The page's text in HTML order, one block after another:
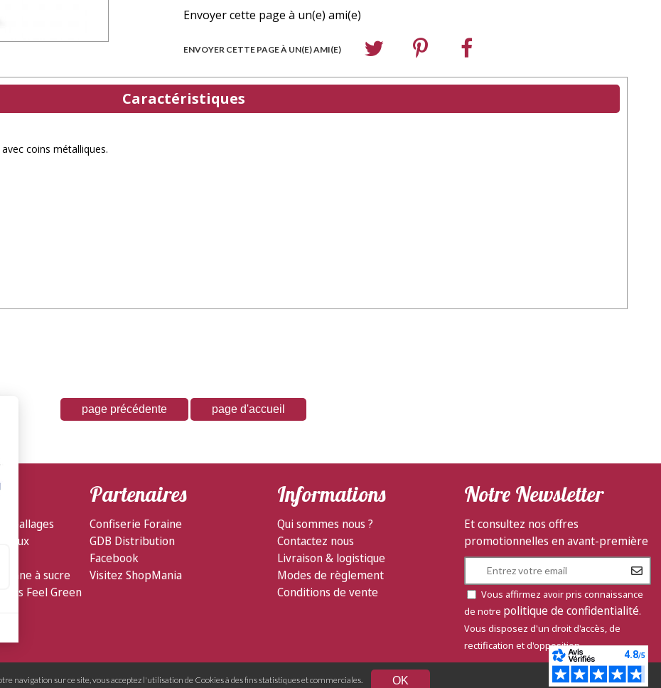
Envoyer cette page à un(e) ami(e)
ENVOYER CETTE PAGE À UN(E) AMI(E)
Caractéristiques
coins métalliques.
canne à sucre
Feel Green
Partenaires
Confiserie Foraine
GDB Distribution
Facebook
Visitez ShopMania
Informations
Qui sommes nous ?
Contactez nous
Livraison & logistique
Modes de règlement
Conditions de vente
Notre Newsletter
Et consultez nos offres
promotionnelles en avant-première
Vous affirmez avoir pris connaissance
de notre politique de confidentialité.
Vous disposez d'un droit d'accès, de
rectification et d'opposition.
navigation sur ce site, vous acceptez l'utilisation de Cookies à des fins statistiques et commerciales. OK